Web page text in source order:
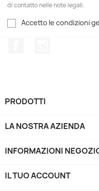
di contatto nelle note legali.
Accetto le condizioni
PRODOTTI
LA NOSTRA AZIENDA
INFORMAZIONI
IL TUO ACCOUNT